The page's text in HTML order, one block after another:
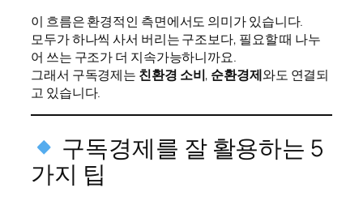
이 흐름은 환경적인 측면에서도 의미가 있습니다.
모두가 하나씩 사서 버리는 구조보다, 필요할 때 나누
어 쓰는 구조가 더 지속가능하니까요.
그래서 구독경제는 친환경 소비, 순환경제와도 연결되
고 있습니다.
구독경제를 잘 활용하는 5
가지 팁